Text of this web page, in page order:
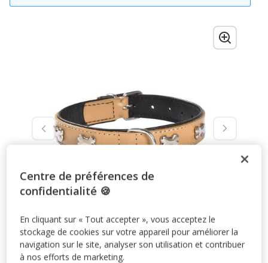
Centre de préférences de
confidentialité 🍪
En cliquant sur « Tout accepter », vous acceptez le
stockage de cookies sur votre appareil pour améliorer la
navigation sur le site, analyser son utilisation et contribuer
à nos efforts de marketing.